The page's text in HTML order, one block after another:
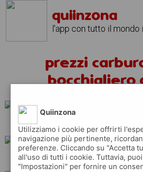
quiinzona
l'app con tutto il mondo
prezzi
bocchigliero
shell
esso total
Quiinzona
Utilizziamo i cookie per offrirti
navigazione più pertinente,
preferenze. Cliccando su "Accetta
all'uso di tutti i cookie. Tuttavia,
"Impostazioni" per fornire un